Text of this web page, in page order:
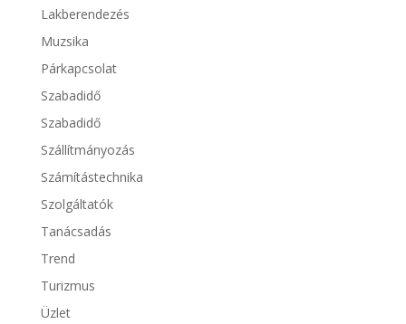
Lakberendezés
Muzsika
Párkapcsolat
Szabadidő
Szabadidő
Szállítmányozás
Számítástechnika
Szolgáltatók
Tanácsadás
Trend
Turizmus
Üzlet